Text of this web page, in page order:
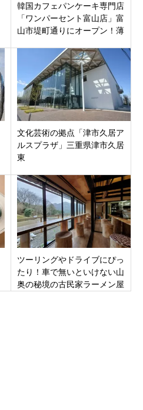
韓国カフェパンケーキ専門店
「ワンパーセント富山店」富
山市堤町通りにオープン！薄
文化芸術の拠点「津市久居ア
ルスプラザ」三重県津市久居
東
ツーリングやドライブにぴっ
たり！車で無いといけない山
奥の秘境の古民家ラーメン屋